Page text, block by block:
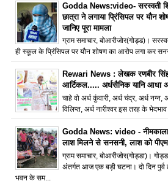
Godda News:video- सरस्वती
छात्रा ने लगाया प्रिंसिपल पर यौन
जानिए पूरा मामला
ग्राम समाचार, बोआरीजोर(गोड्ड)।
ही स्कूल के प्रिंसिपल पर यौन शोषण का आरोप लगा कर
Rewari News : लेखक रणबीर
आर्टिकल..... अर्धसैनिक यानि आधा
चाहे वो अर्ध कुंवारी, अर्ध चंद्र, अर्ध नग्न,
विलिप्त, अर्ध नारीश्वर इस तरह के भेदभाव
Godda News: video -
लाश मिलने से सनसनी, लाश को
ग्राम समाचार, बोआरीजोर(गोड्डा)।
अंतर्गत आज एक बड़ी घटना। दो दिन पुर्व
भवन के सम...